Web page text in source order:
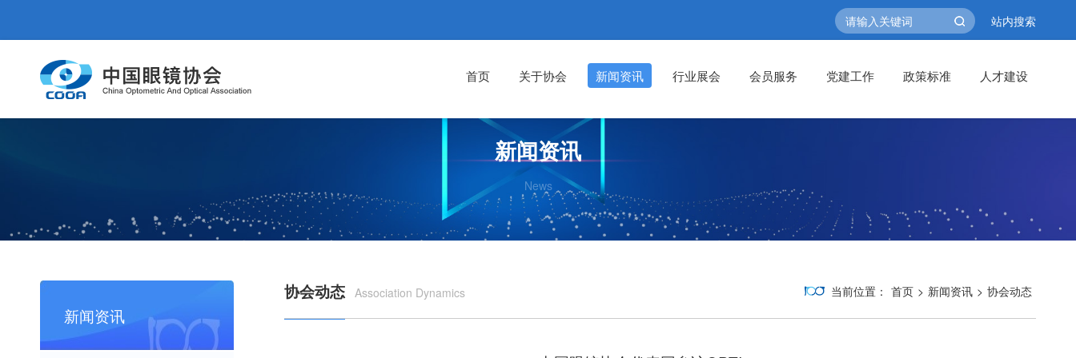
站内搜索
首页 关于协会 新闻资讯 行业展会 会员服务 党建工作 政策标准 人才建设
新闻资讯
News
新闻资讯
协会动态 Association Dynamics 当前位置： 首页 > 新闻资讯 > 协会动态